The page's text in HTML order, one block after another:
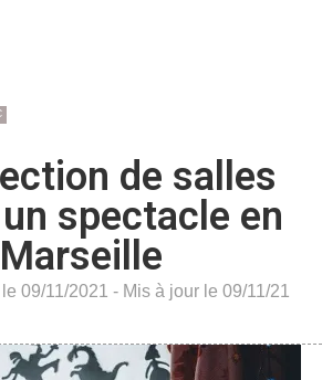
de salles
spectacle en
09/11/2021 - Mis à jour le 09/11/21